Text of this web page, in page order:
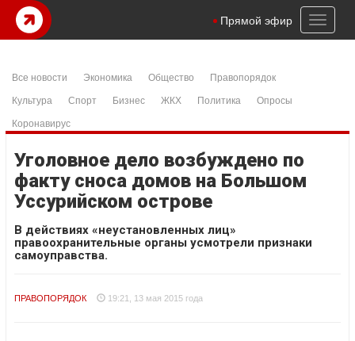
Toggle
Прямой эфир
Все новости Экономика Общество
Правопорядок
Культура
Спорт Бизнес ЖКХ Политика
Опросы
Коронавирус
Уголовное дело возбуждено по
факту сноса домов на Большом
Уссурийском острове
В действиях «неустановленных лиц»
правоохранительные органы усмотрели признаки
самоуправства.
ПРАВОПОРЯДОК 19:21, 13 мая 2015 года